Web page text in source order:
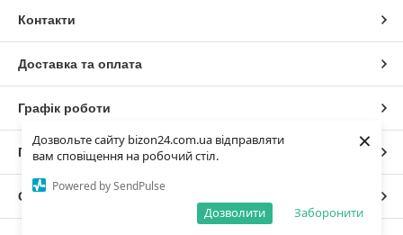
Дозвольте сайту bizon24.com.ua відправляти
вам сповіщення на робочий стіл.
Powered by SendPulse
Заборонити
Дозволити
×
Контакти
Доставка та оплата
Графік роботи
Повна версія сайту
Сайт створено на маркетплейсі